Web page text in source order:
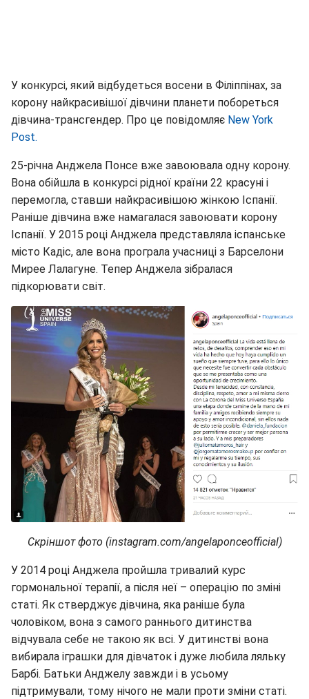
У конкурсі, який відбудеться восени в Філіппінах, за
корону найкрасивішої дівчини планети побореться
дівчина-трансгендер. Про це повідомляє New York
Post.
25-річна Анджела Понсе вже завоювала одну корону.
Вона обійшла в конкурсі рідної країни 22 красуні і
перемогла, ставши найкрасивішою жінкою Іспанії.
Раніше дівчина вже намагалася завоювати корону
Іспанії. У 2015 році Анджела представляла іспанське
місто Кадіс, але вона програла учасниці з Барселони
Мирее Лалагуне. Тепер Анджела зібралася
підкорювати світ.
Скріншот фото (instagram.com/angelaponceofficial)
У 2014 році Анджела пройшла тривалий курс
гормональної терапії, а після неї – операцію по зміні
статі. Як стверджує дівчина, яка раніше була
чоловіком, вона з самого раннього дитинства
відчувала себе не такою як всі. У дитинстві вона
вибирала іграшки для дівчаток і дуже любила ляльку
Барбі. Батьки Анджелу завжди і в усьому
підтримували, тому нічого не мали проти зміни статі.